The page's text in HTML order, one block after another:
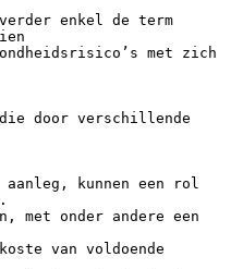
enkel de term
met zich
door verschillende
kunnen een rol
met onder andere een
van voldoende